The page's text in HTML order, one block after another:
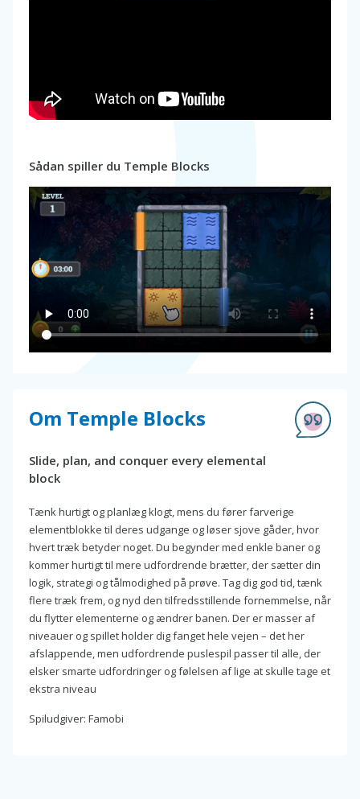
Sådan spiller du Temple Blocks
Om Temple Blocks
Slide, plan, and conquer every elemental
block
Tænk hurtigt og planlæg klogt, mens du fører farverige
elementblokke til deres udgange og løser sjove gåder, hvor
hvert træk betyder noget. Du begynder med enkle baner og
kommer hurtigt til mere udfordrende brætter, der sætter din
logik, strategi og tålmodighed på prøve. Tag dig god tid, tænk
flere træk frem, og nyd den tilfredsstillende fornemmelse, når
du flytter elementerne og ændrer banen. Der er masser af
niveauer og spillet holder dig fanget hele vejen – det her
afslappende, men udfordrende puslespil passer til alle, der
elsker smarte udfordringer og følelsen af lige at skulle tage et
ekstra niveau
Spiludgiver: Famobi